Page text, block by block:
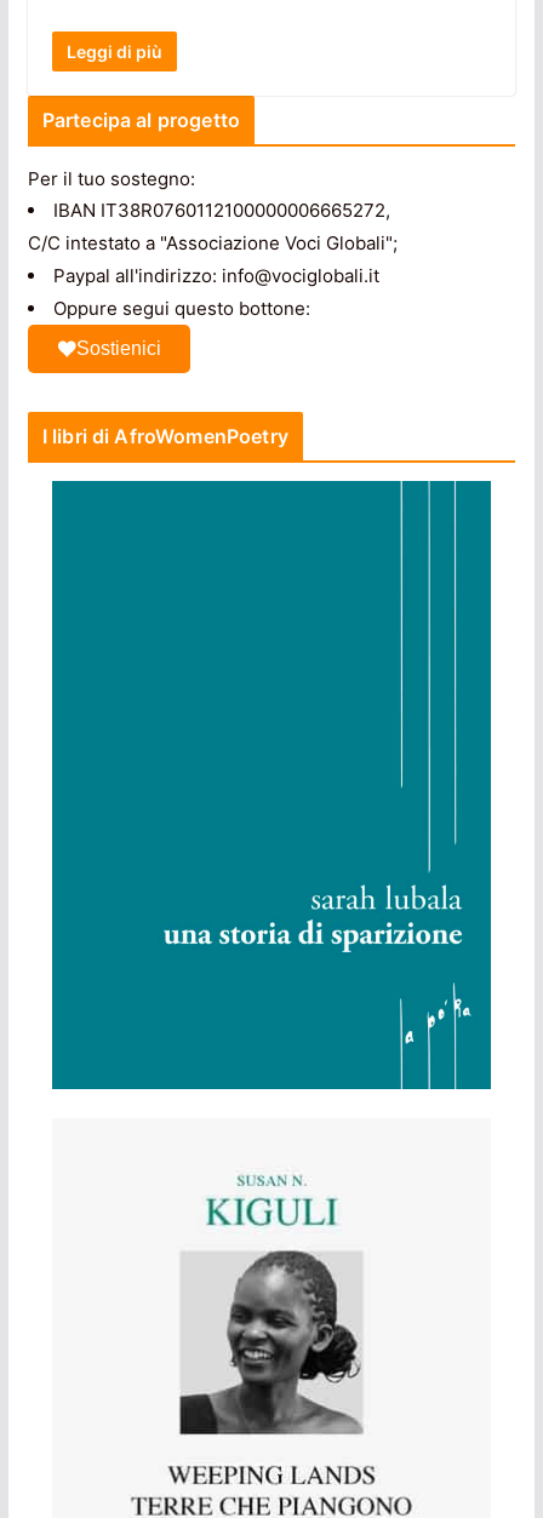
Leggi di più
Partecipa al progetto
Per il tuo sostegno:
IBAN IT38R0760112100000006665272,
C/C intestato a "Associazione Voci Globali";
Paypal all'indirizzo: info@vociglobali.it
Oppure segui questo bottone:
Sostienici
I libri di AfroWomenPoetry